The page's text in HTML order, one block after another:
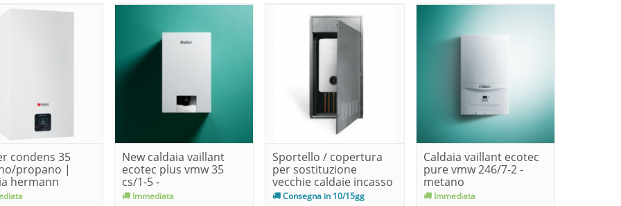
condens 35
propano |
hermann
duval...
New caldaia vaillant
ecotec plus vmw 35
cs/1-5 -
metano/propano
Immediata
Sportello / copertura
per sostituzione
vecchie caldaie incasso
Consegna in 10/15gg
Caldaia vaillant ecotec
pure vmw 246/7-2 -
metano
Immediata